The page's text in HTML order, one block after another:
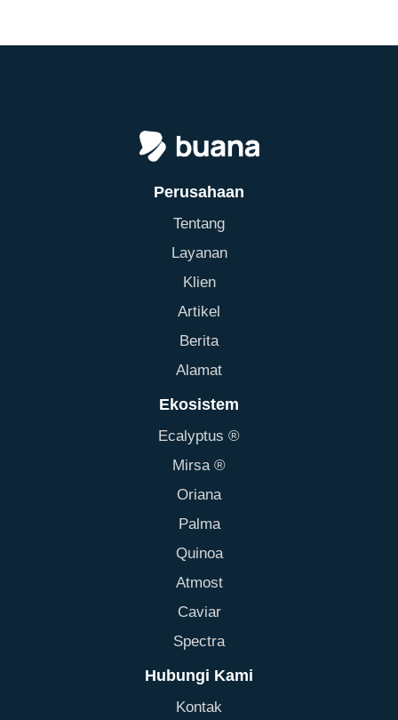
Perusahaan
Tentang
Layanan
Klien
Artikel
Berita
Alamat
Ekosistem
Ecalyptus ®
Mirsa ®
Oriana
Palma
Quinoa
Atmost
Caviar
Spectra
Hubungi Kami
Kontak